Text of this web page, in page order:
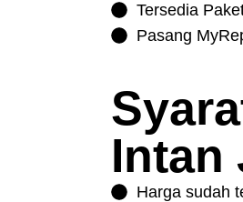
Tersedia
Pasang
Intan
Harga sudah